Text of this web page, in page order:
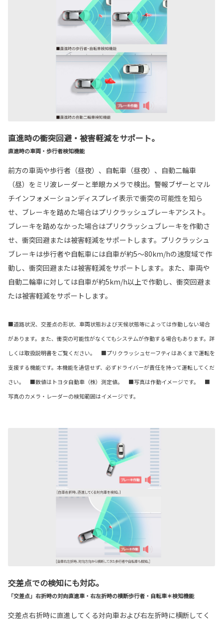
直進時の衝突回避・被害軽減をサポート。
直進時の車両・歩行者検知機能
前方の車両や歩行者（昼夜）、自転車（昼夜）、自動二輪車
（昼）をミリ波レーダーと単眼カメラで検出。警報ブザーとマル
チインフォメーションディスプレイ表示で衝突の可能性を知ら
せ、ブレーキを踏めた場合はプリクラッシュブレーキアシスト。
ブレーキを踏めなかった場合はプリクラッシュブレーキを作動さ
せ、衝突回避または被害軽減をサポートします。プリクラッシュ
ブレーキは歩行者や自転車には自車が約5〜80km/hの速度域で作
動し、衝突回避または被害軽減をサポートします。また、車両や
自動二輪車に対しては自車が約5km/h以上で作動し、衝突回避ま
たは被害軽減をサポートします。
■道路状況、交差点の形状、車両状態および天候状態等によっては作動しない場合
があります。また、衝突の可能性がなくてもシステムが作動する場合もあります。詳
しくは取扱説明書をご覧ください。 ■プリクラッシュセーフティはあくまで運転を
支援する機能です。本機能を過信せず、必ずドライバーが責任を持って運転してくだ
さい。 ■数値はトヨタ自動車（株）測定値。 ■写真は作動イメージです。 ■
写真のカメラ・レーダーの検知範囲はイメージです。
交差点での検知にも対応。
「交差点」右折時の対向直進車・右左折時の横断歩行者・自転車＊検知機能
交差点右折時に直進してくる対向車および右左折時に横断してく